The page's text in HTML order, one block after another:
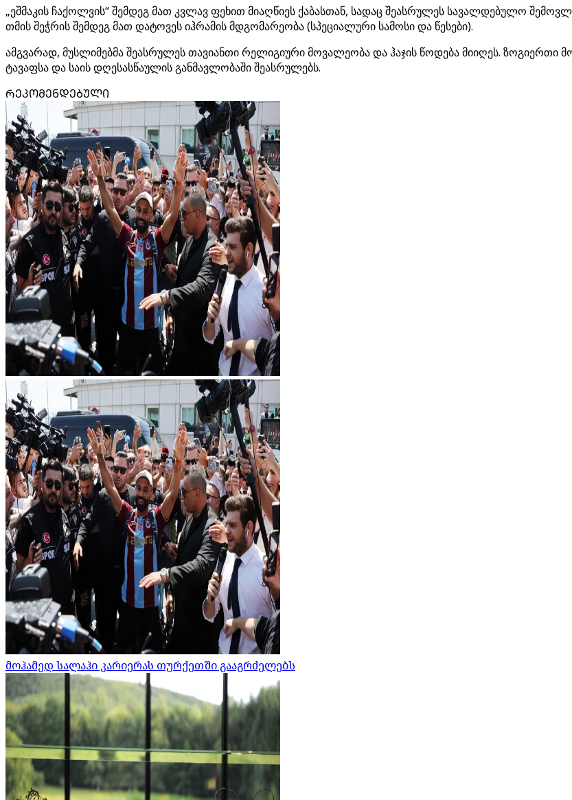
„ეშმაკის ჩაქოლვის“ შემდეგ მათ კვლავ ფეხით მიაღწიეს ქაბასთან, სადაც შეასრულეს სავალდებულო
თმის შეჭრის შემდეგ მათ დატოვეს იჰრამის მდგომარეობა (სპეციალური სამოსი და წესები).
ამგვარად, მუსლიმებმა შეასრულეს თავიანთი რელიგიური მოვალეობა და ჰაჯის წოდება მიიღეს.
ტავაფსა და საის დღესასწაულის განმავლობაში შეასრულებს.
ᲠᲔᲙᲝᲛᲔᲜᲓᲔᲑᲣᲚᲘ
მოჰამედ სალაჰი კარიერას თურქეთში გააგრძელებს